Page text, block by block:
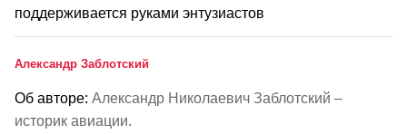
поддерживается руками энтузиастов
Александр Заблотский
Об авторе: Александр Николаевич Заблотский –
историк авиации.